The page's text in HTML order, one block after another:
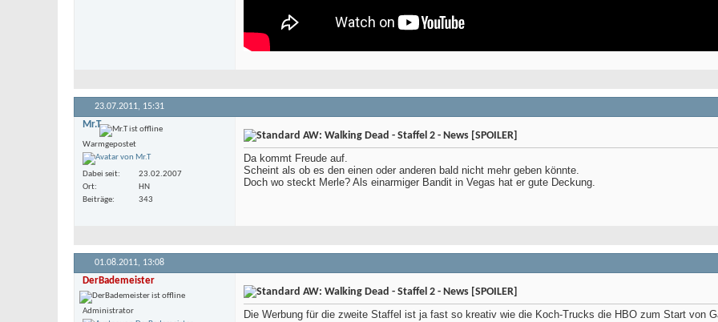
23.07.2011, 15:31
Mr.T
Warmgepostet
Dabei seit
23.02.2007
Ort
HN
Beiträge
343
AW: Walking Dead - Staffel 2 - News [SPOILER]
Da kommt Freude auf.
Scheint als ob es den einen oder anderen bald nicht mehr geben könnte.
Doch wo steckt Merle? Als einarmiger Bandit in Vegas hat er gute Deckung.
01.08.2011, 13:08
DerBademeister
Administrator
AW: Walking Dead - Staffel 2 - News [SPOILER]
Die Werbung für die zweite Staffel ist ja fast so kreativ wie die Koch-Trucks die HBO zum Start von